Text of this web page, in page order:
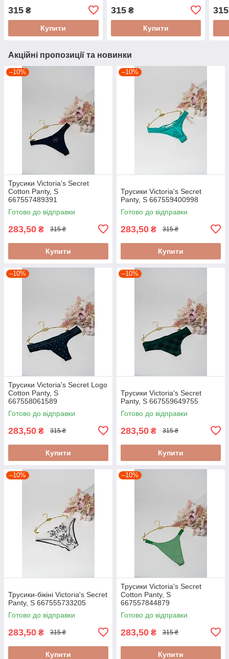
315 ₴
Купити
315₴
Купити
315
Акційні пропозиції та новинки
–10%
Трусики Victoria's Secret
Cotton Panty, S
667557489391
Готово до відправки
283,50 ₴ 315 ₴
Купити
–10%
Трусики Victoria's Secret
Panty, S 667559400998
Готово до відправки
283,50 ₴ 315 ₴
Купити
–10%
Трусики Victoria's Secret Logo
Cotton Panty, S
667558061589
Готово до відправки
283,50 ₴ 315 ₴
Купити
–10%
Трусики Victoria's Secret
Panty, S 667559649755
Готово до відправки
283,50 ₴ 315 ₴
Купити
–10%
Трусики-бікіні Victoria's Secret
Panty, S 667555733205
Готово до відправки
283,50 ₴ 315 ₴
Купити
–10%
Трусики Victoria's Secret
Cotton Panty, S
667557844879
Готово до відправки
283,50 ₴ 315 ₴
Купити